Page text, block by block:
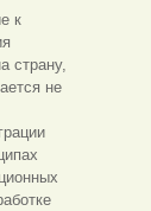
к
страну,
не